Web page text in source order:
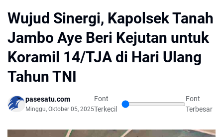
Wujud Sinergi, Kapolsek Tanah
Jambo Aye Beri Kejutan untuk
Koramil 14/TJA di Hari Ulang
Tahun TNI
pasesatu.com
Minggu, Oktober 05, 2025
Font
Terkecil
Font
Terbesar